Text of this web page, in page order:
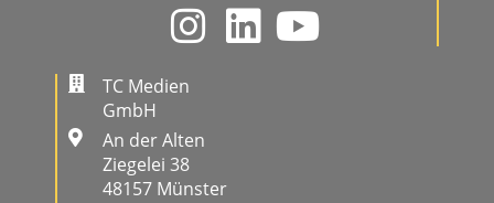
TC Medien
GmbH
An der Alten
Ziegelei 38
48157 Münster